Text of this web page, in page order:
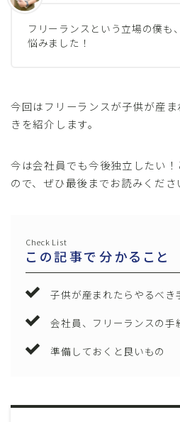
フリーランスという立場の僕も
悩みました！
今回はフリーランスが子供が産
きを紹介します。
今は会社員でも今後独立したい
ので、ぜひ最後までお読みくださ
Check List
この記事で分かること
子供が産まれたらやるべき
会社員、フリーランスの手
準備しておくと良いもの